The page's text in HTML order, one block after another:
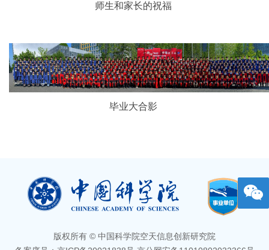
师生和家长的祝福
毕业大合影
版权所有 © 中国科学院空天信息创新研究院